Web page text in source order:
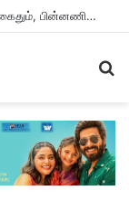
வடசென்னையில் ரேசன் அரிசி கடத்தல் கும்பல் கைதும், பின்னணியும் !